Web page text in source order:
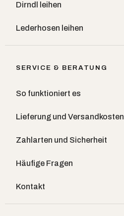
Dirndl leihen
Lederhosen leihen
SERVICE & BERATUNG
So funktioniert es
Lieferung und Versandkosten
Zahlarten und Sicherheit
Häufige Fragen
Kontakt